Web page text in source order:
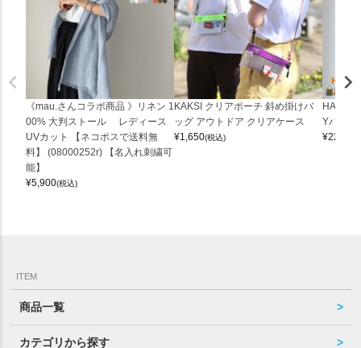
《mau.さんコラボ商品 》リネン 1
00% 大判ストール レディース
UVカット 【ネコポスで送料無
料】 (08000252r) 【名入れ刺繍可
能】
¥5,900(税込)
KAKSI クリアポーチ 斜め掛けバ
ッグ アウトドア クリアケース
¥1,650(税込)
Yバッグ
¥22,000
ITEM
商品一覧
カテゴリから探す